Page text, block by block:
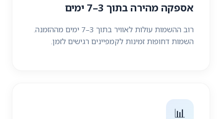
אספקה מהירה בתוך 3–7 ימים
רוב ההשמות עולות לאוויר בתוך 3–7 ימים מההזמנה.
השמות דחופות זמינות לקמפיינים רגישים לזמן.
📊